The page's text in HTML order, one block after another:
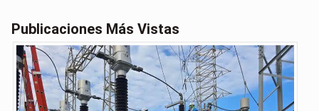
Publicaciones Más Vistas